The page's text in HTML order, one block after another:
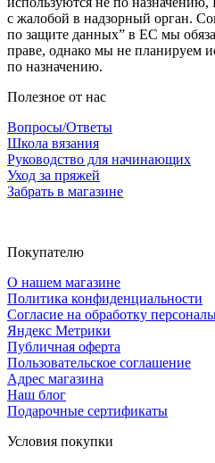
с жалобой в надзорный орган.
по защите данных” в ЕС мы
праве, однако мы не планируем
по назначению.
Полезное от нас
Вопросы/Ответы
Школа вязания
Руководство для начинающих
Уход за пряжей
Забрать в магазине
Покупателю
О нашем магазине
Политика конфиденциальности
Согласие на обработку
Яндекс Метрики
Публичная оферта
Пользовательское соглашение
Адрес магазина
Наш блог
Подарочные сертификаты
Условия покупки